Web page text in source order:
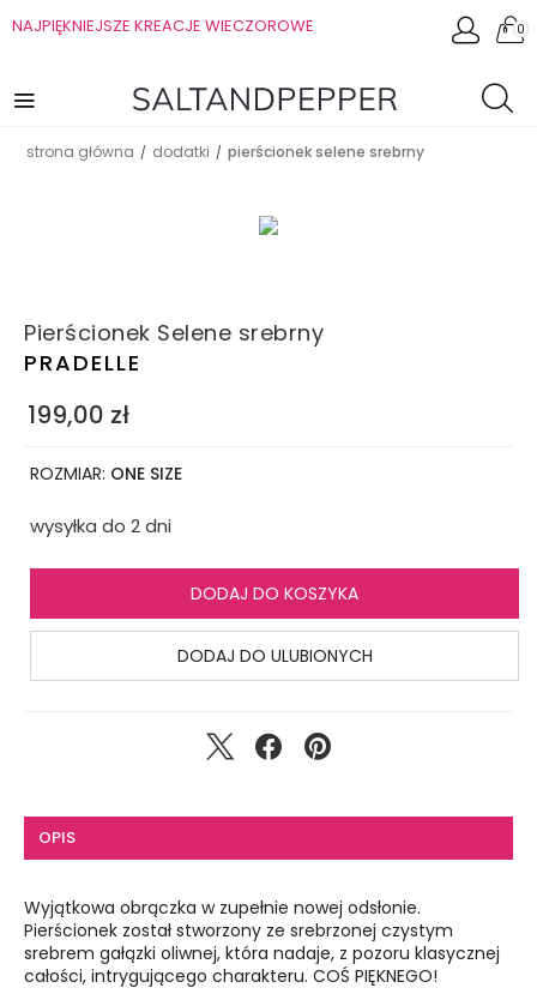
NAJPIĘKNIEJSZE KREACJE WIECZOROWE 0
strona główna / dodatki / pierścionek selene srebrny
Pierścionek Selene srebrny
PRADELLE
199,00 zł
ROZMIAR: ONE SIZE
wysyłka do 2 dni
DODAJ DO KOSZYKA
DODAJ DO ULUBIONYCH
OPIS
Wyjątkowa obrączka w zupełnie nowej odsłonie.
Pierścionek został stworzony ze srebrzonej czystym
srebrem gałązki oliwnej, która nadaje, z pozoru klasycznej
całości, intrygującego charakteru. COŚ PIĘKNEGO!